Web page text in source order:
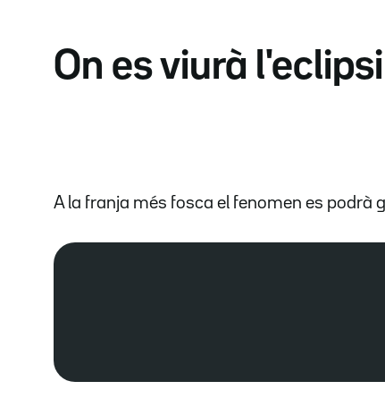
On es viurà l'eclipsi
A la franja més fosca el fenomen es podrà